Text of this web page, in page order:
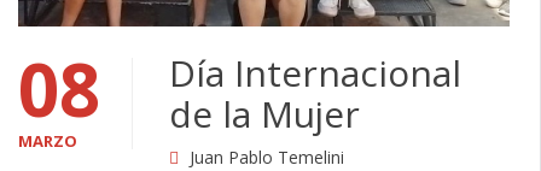
08
MARZO
Día Internacional
de la Mujer
Juan Pablo Temelini